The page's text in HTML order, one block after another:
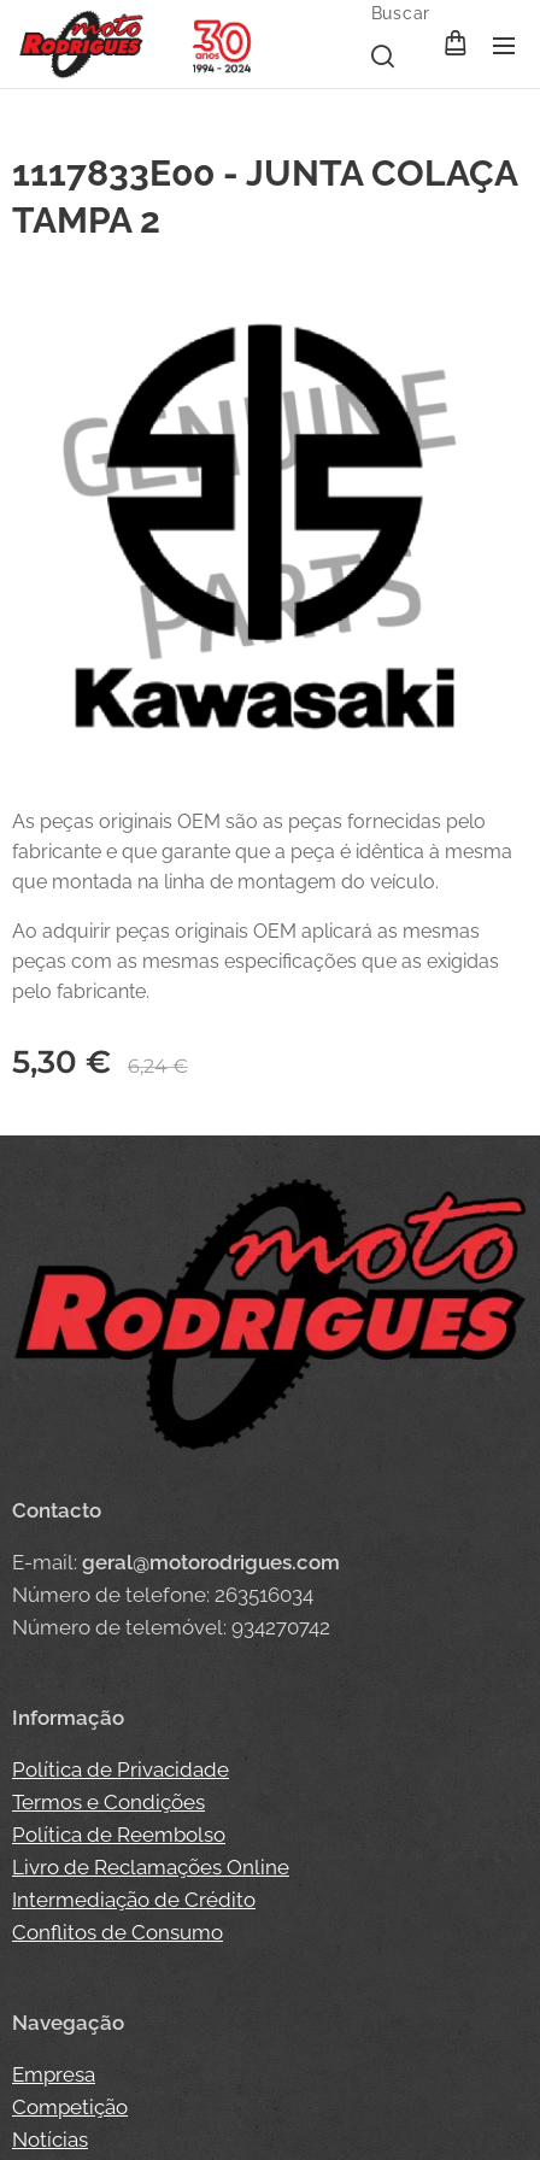
Buscar
1117833E00 - JUNTA COLAÇA
TAMPA 2
As peças originais OEM são as peças fornecidas pelo
fabricante e que garante que a peça é idêntica à mesma
que montada na linha de montagem do veículo.
Ao adquirir peças originais OEM aplicará as mesmas
peças com as mesmas especificações que as exigidas
pelo fabricante.
5,30 € 6,24€
Contacto
E-mail: geral@motorodrigues.com
Número de telefone: 263516034
Número de telemóvel: 934270742
Informação
Política de Privacidade
Termos e Condições
Política de Reembolso
Livro de Reclamações Online
Intermediação de Crédito
Conflitos de Consumo
Navegação
Empresa
Competição
Notícias